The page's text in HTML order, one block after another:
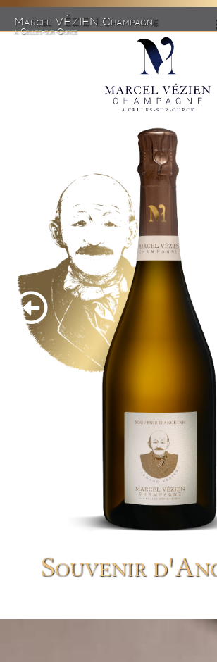
Marcel VÉZIEN Champagne
à Celles-sur-Ource
Souvenir